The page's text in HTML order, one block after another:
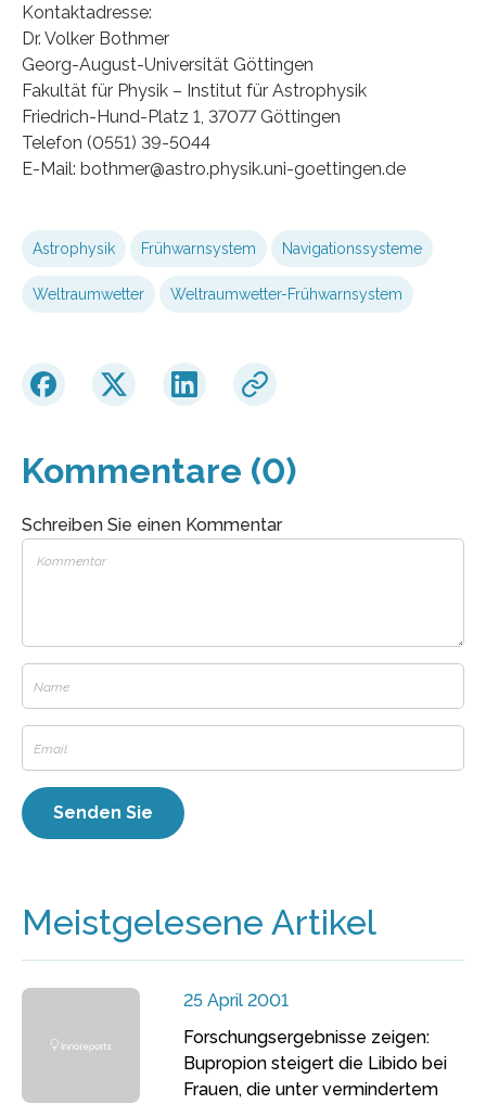
Kontaktadresse:
Dr. Volker Bothmer
Georg-August-Universität Göttingen
Fakultät für Physik – Institut für Astrophysik
Friedrich-Hund-Platz 1, 37077 Göttingen
Telefon (0551) 39-5044
E-Mail: bothmer@astro.physik.uni-goettingen.de
Astrophysik Frühwarnsystem Navigationssysteme
Weltraumwetter Weltraumwetter-Frühwarnsystem
Kommentare (0)
Schreiben Sie einen Kommentar
Meistgelesene Artikel
25 April 2001
Forschungsergebnisse zeigen:
Bupropion steigert die Libido bei
Frauen, die unter vermindertem